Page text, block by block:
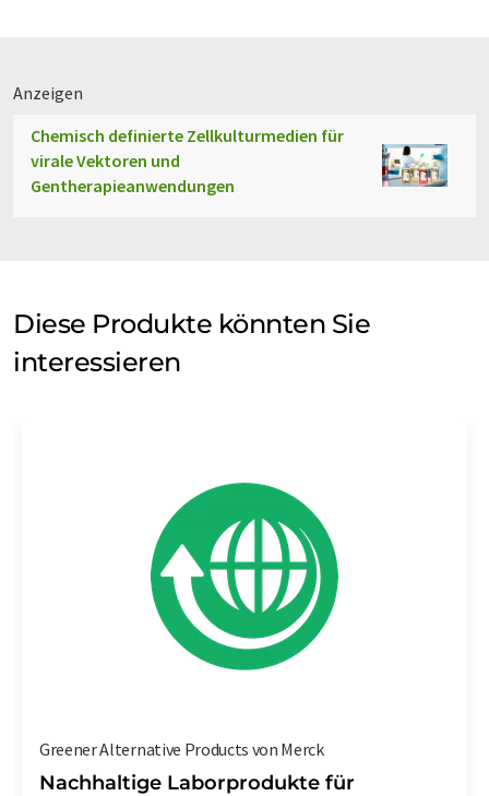
Anzeigen
Chemisch definierte Zellkulturmedien für
virale Vektoren und
Gentherapieanwendungen
Diese Produkte könnten Sie
interessieren
Greener Alternative Products von Merck
Nachhaltige Laborprodukte für